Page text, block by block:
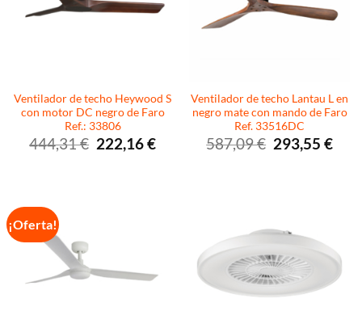
Ventilador de techo Heywood S
con motor DC negro de Faro
Ref.: 33806
444,31€
El
precio
222,16€El
precio
Ventilador de techo Lantau L en
negro mate con mando de Faro
Ref. 33516DC
587,09€
El
precio
293,55 €El
¡Oferta!